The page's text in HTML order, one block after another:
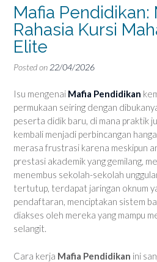
Mafia
Rahasia Kursi
Elite
Posted on 22/04/2026
Isu mengenai Mafia Pendidikan
permukaan seiring dengan
peserta didik baru, di mana praktik
kembali menjadi perbincangan
merasa frustrasi karena meskipun
prestasi akademik yang gemilang,
menembus sekolah-sekolah
tertutup, terdapat jaringan oknum
pendaftaran, menciptakan sistem
diakses oleh mereka yang mampu
selangit.
Cara kerja Mafia Pendidikan ini